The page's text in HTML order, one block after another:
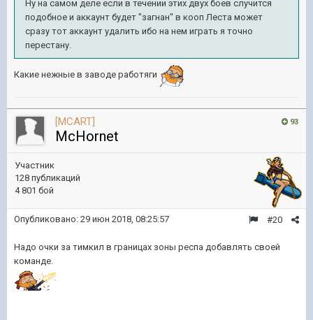
Ну на самом деле если в течении этих двух боев случится
подобное и аккаунт будет "загнан" в кооп Леста может
сразу тот аккаунт удалить ибо на нем играть я точно
перестану.
Какие нежные в заводе работяги
93
[MCART]
McHornet
Участник
128 публикаций
4 801 бой
#20
Опубликовано: 29 июн 2018, 08:25:57
Надо очки за тимкил в границах зоны респа добавлять своей
команде.